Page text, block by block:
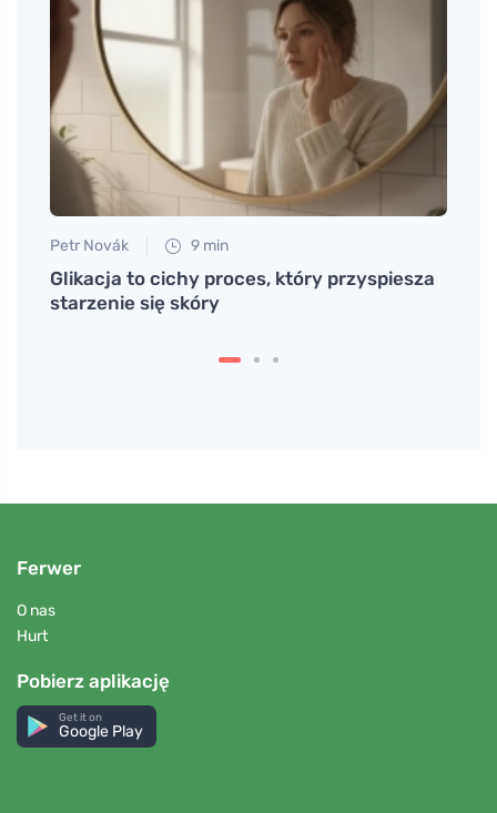
Petr Novák 9 min
Glikacja to cichy proces, który przyspiesza
starzenie się skóry
Ferwer
O nas
Hurt
Pobierz aplikację
Get it on
Google Play